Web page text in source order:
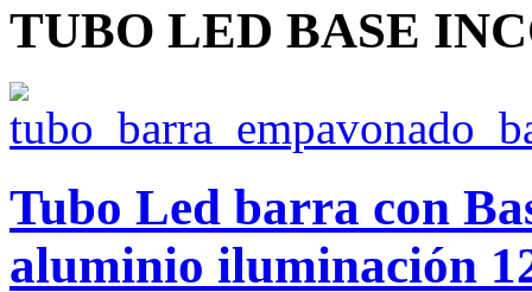
TUBO LED BASE
Tubo Led barra con
aluminio iluminación